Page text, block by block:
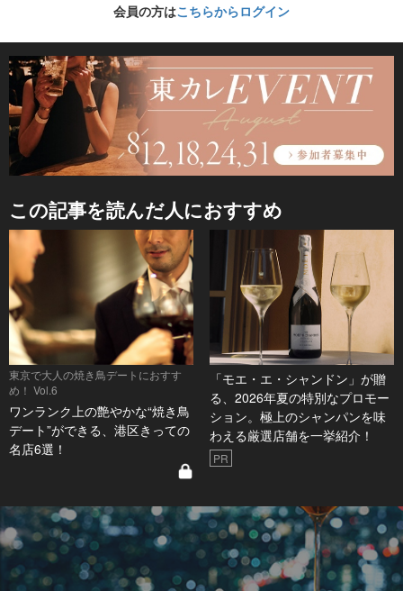
会員の方はこちらからログイン
この記事を読んだ人におすすめ
東京で大人の焼き鳥デートにおすす
め！ Vol.6
ワンランク上の艶やかな“焼き鳥
デート”ができる、港区きっての
名店6選！
「モエ・エ・シャンドン」が贈
る、2026年夏の特別なプロモー
ション。極上のシャンパンを味
わえる厳選店舗を一挙紹介！
PR